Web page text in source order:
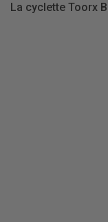
La cyclette Toorx